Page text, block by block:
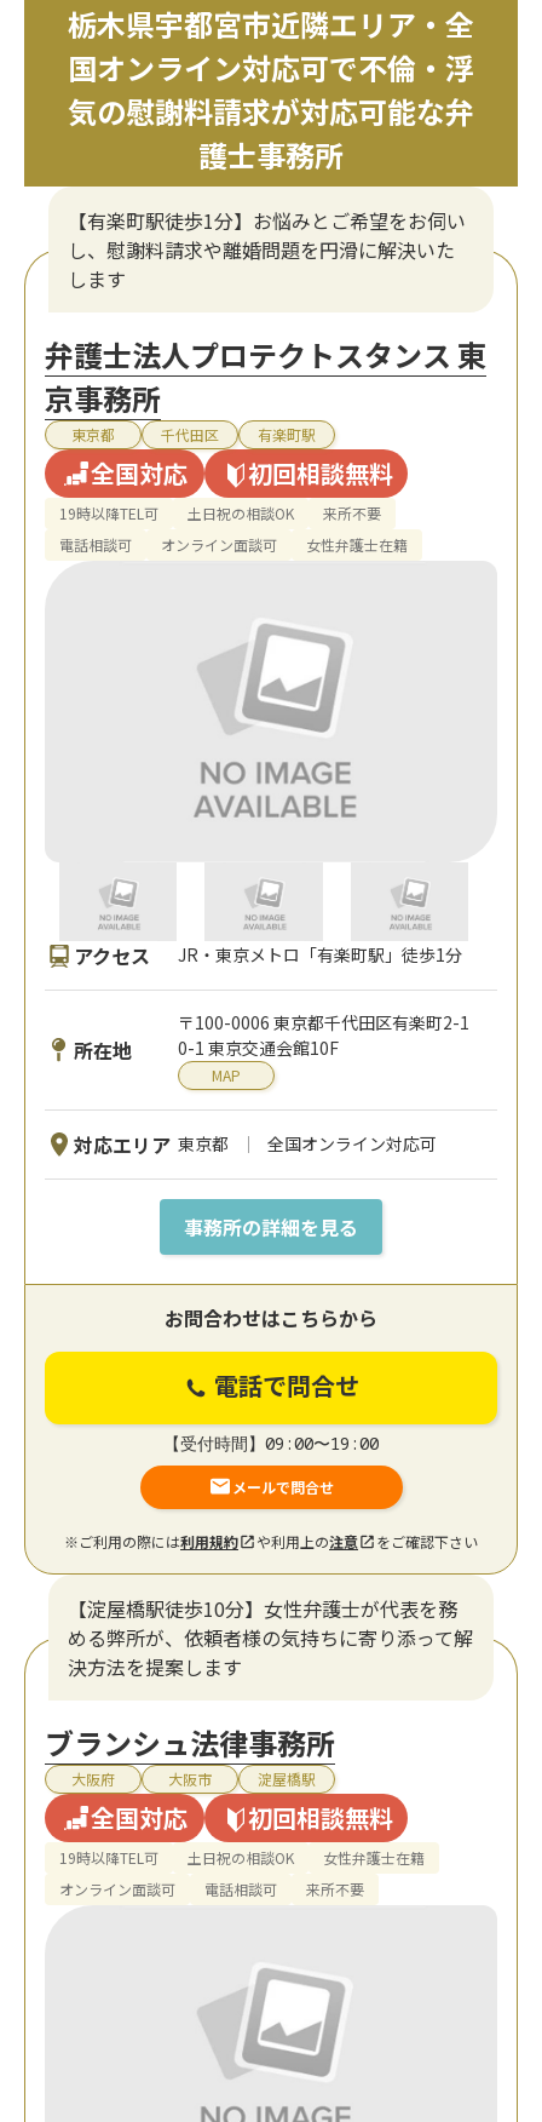
栃木県宇都宮市近隣エリア・全
国オンライン対応可で不倫・浮
気の慰謝料請求が対応可能な弁
護士事務所
【有楽町駅徒歩1分】お悩みとご希望をお伺い
し、慰謝料請求や離婚問題を円滑に解決いた
します
弁護士法人プロテクトスタンス 東
京事務所
東京都 千代田区 有楽町駅
全国対応 初回相談無料
19時以降TEL可 土日祝の相談OK
来所不要
電話相談可
オンライン面談可 女性弁護士在籍
アクセス JR・東京メトロ「有楽町駅」徒歩1分
所在地
〒100-0006 東京都千代田区有楽町2-1
0-1 東京交通会館10F
MAP
対応エリア 東京都 全国オンライン対応可
事務所の詳細を見る
お問合わせはこちらから
電話で問合せ
【受付時間】09:00〜19:00
メールで問合せ
※ご利用の際には利用規約 や利用上の注意 をご確認下さい
【淀屋橋駅徒歩10分】女性弁護士が代表を務
める弊所が、依頼者様の気持ちに寄り添って解
決方法を提案します
ブランシュ法律事務所
大阪府 大阪市 淀屋橋駅
全国対応 初回相談無料
19時以降TEL可 土日祝の相談OK
女性弁護士在籍
オンライン面談可
電話相談可 来所不要